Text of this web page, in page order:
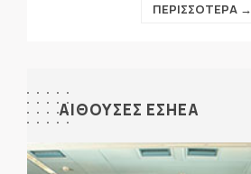
ΠΕΡΙΣΣΟΤΕΡΑ →
ΑΙΘΟΥΣΕΣ ΕΣΗΕΑ